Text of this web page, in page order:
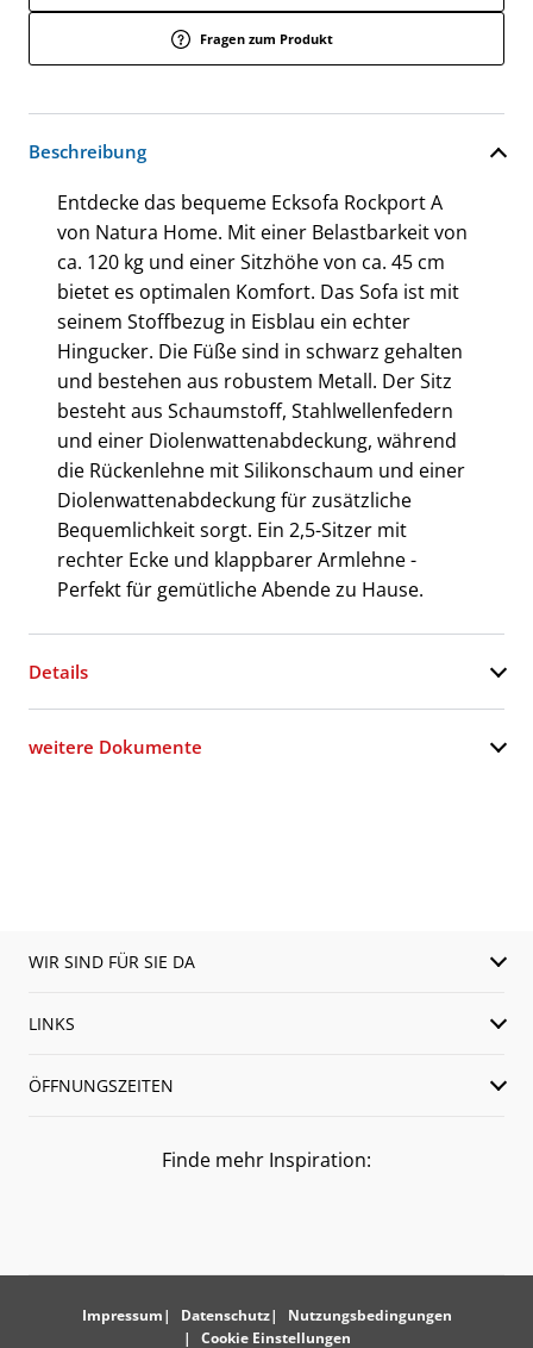
Fragen zum Produkt
Beschreibung
Entdecke das bequeme Ecksofa Rockport A
von Natura Home. Mit einer Belastbarkeit von
ca. 120 kg und einer Sitzhöhe von ca. 45 cm
bietet es optimalen Komfort. Das Sofa ist mit
seinem Stoffbezug in Eisblau ein echter
Hingucker. Die Füße sind in schwarz gehalten
und bestehen aus robustem Metall. Der Sitz
besteht aus Schaumstoff, Stahlwellenfedern
und einer Diolenwattenabdeckung, während
die Rückenlehne mit Silikonschaum und einer
Diolenwattenabdeckung für zusätzliche
Bequemlichkeit sorgt. Ein 2,5-Sitzer mit
rechter Ecke und klappbarer Armlehne -
Perfekt für gemütliche Abende zu Hause.
Details
weitere Dokumente
WIR SIND FÜR SIE DA
LINKS
ÖFFNUNGSZEITEN
Finde mehr Inspiration:
Impressum Datenschutz
Nutzungsbedingungen
Cookie Einstellungen